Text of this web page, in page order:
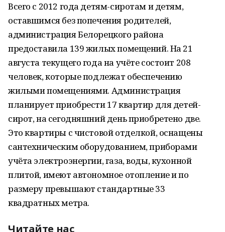
Всего с 2012 года детям-сиротам и детям,
оставшимся без попечения родителей,
администрация Белорецкого района
предоставила 139 жилых помещений. На 21
августа текущего года на учёте состоит 208
человек, которые подлежат обеспечению
жилыми помещениями. Администрация
планирует приобрести 17 квартир для детей-
сирот, на сегодняшний день приобретено две.
Это квартиры с чистовой отделкой, оснащены
сантехническим оборудованием, приборами
учёта электроэнергии, газа, воды, кухонной
плитой, имеют автономное отопление и по
размеру превышают стандартные 33
квадратных метра.
Читайте нас